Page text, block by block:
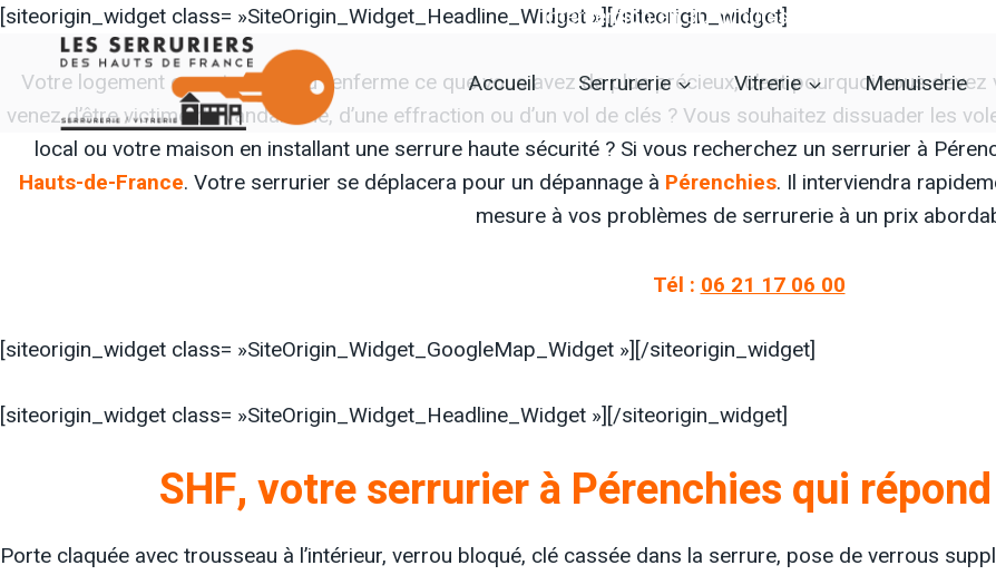
Aller
contenu
Intervention en 30 minutes :
Accueil Serrurerie Vitrerie Menuiserie
[siteorigin_widget class= »SiteOrigin_Widget_Headline_Widget »][/siteorigin_widget]
Votre logement ou votre bureau renferme ce que vous avez de plus précieux, c’est pourquoi vous
venez d’être victime de vandalisme, d’une effraction ou d’un vol de clés ? Vous souhaitez dissuader les
local ou votre maison en installant une serrure haute sécurité ? Si vous recherchez un serrurier à
Hauts-de-France. Votre serrurier se déplacera pour un dépannage à Pérenchies. Il interviendra
mesure à vos problèmes de serrurerie à un prix
Tél : 06 21 17 06 00
[siteorigin_widget class= »SiteOrigin_Widget_GoogleMap_Widget »] [/siteorigin_widget]
[siteorigin_widget class= »SiteOrigin_Widget_Headline_Widget »][/siteorigin_widget]
SHF, votre serrurier à Pérenchies qui
Porte claquée avec trousseau à l’intérieur, verrou bloqué, clé cassée dans la serrure, pose de verrous